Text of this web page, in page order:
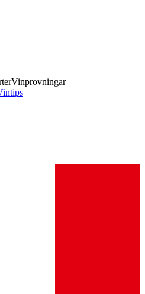
Vinprovningar